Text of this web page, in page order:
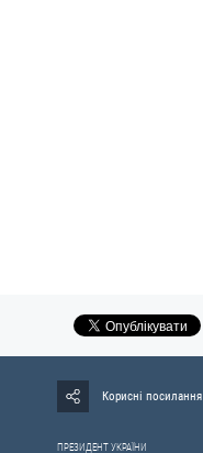
Корисні посилання
ПРЕЗИДЕНТ УКРАЇНИ